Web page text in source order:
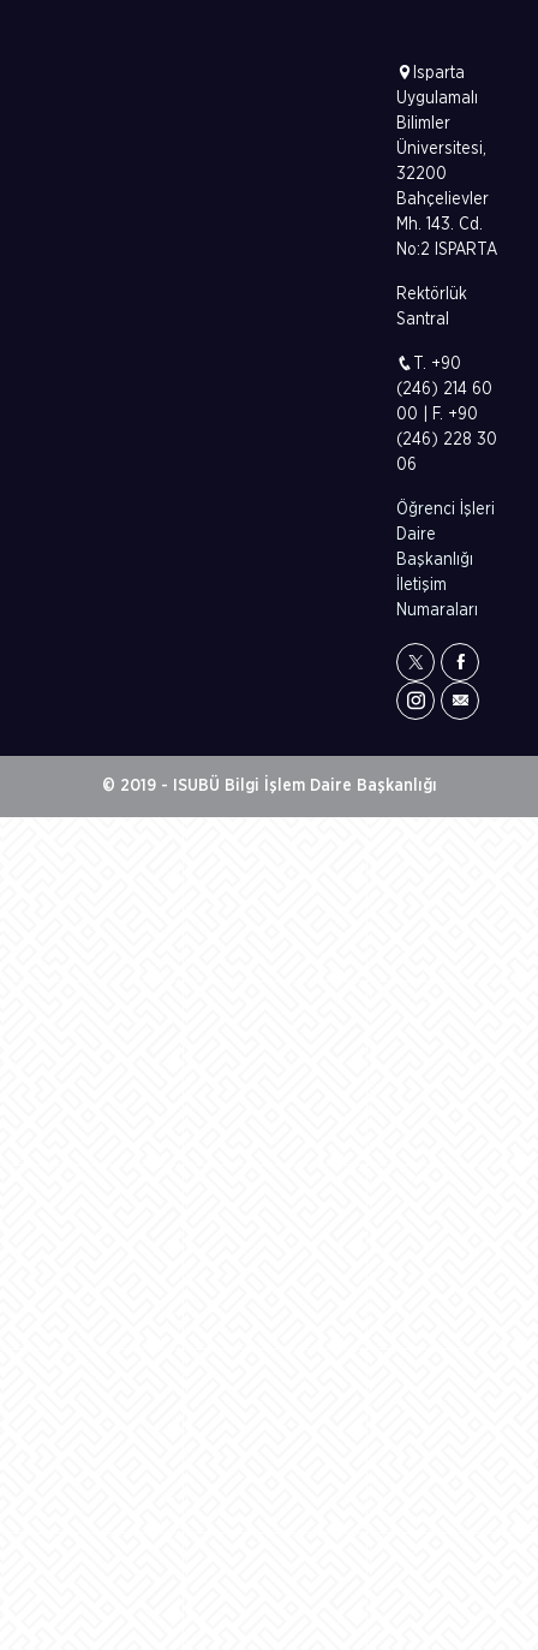
Isparta
Uygulamalı
Bilimler
Üniversitesi,
32200
Bahçelievler
Mh. 143. Cd.
No:2 ISPARTA
Rektörlük
Santral
T. +90
(246) 214 60
00 | F. +90
(246) 228 30
06
Öğrenci İşleri
Daire
Başkanlığı
İletişim
Numaraları
© 2019 - ISUBÜ Bilgi İşlem Daire Başkanlığı